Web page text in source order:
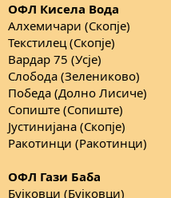
ОФЛ Кисела Вода
Алхемичари (Скопје)
Текстилец (Скопје)
Вардар 75 (Усје)
Слобода (Зелениково)
Победа (Долно Лисиче)
Сопиште (Сопиште)
Јустинијана (Скопје)
Ракотинци (Ракотинци)
ОФЛ Гази Баба
Бујковци (Бујковци)